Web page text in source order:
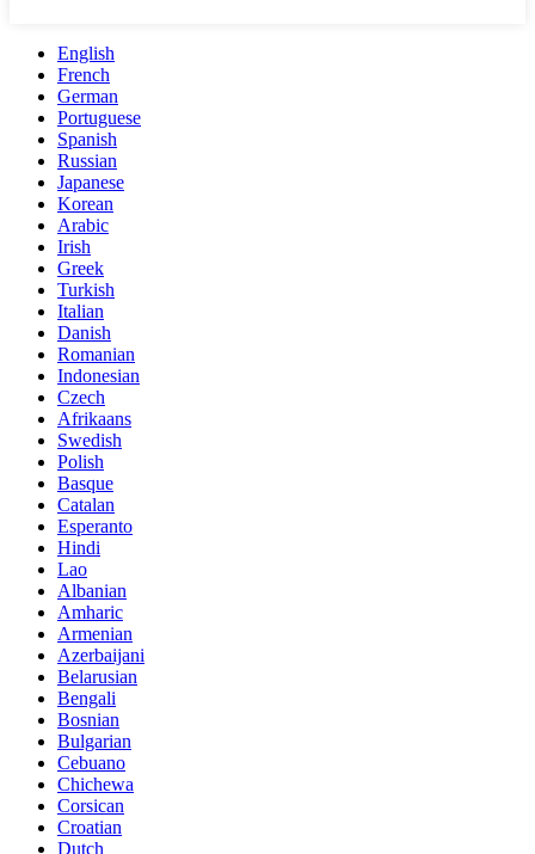
English
French
German
Portuguese
Spanish
Russian
Japanese
Korean
Arabic
Irish
Greek
Turkish
Italian
Danish
Romanian
Indonesian
Czech
Afrikaans
Swedish
Polish
Basque
Catalan
Esperanto
Hindi
Lao
Albanian
Amharic
Armenian
Azerbaijani
Belarusian
Bengali
Bosnian
Bulgarian
Cebuano
Chichewa
Corsican
Croatian
Dutch